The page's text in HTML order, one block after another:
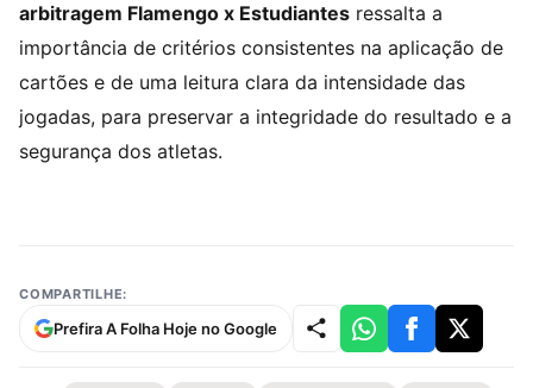
arbitragem Flamengo x Estudiantes ressalta a
importância de critérios consistentes na aplicação de
cartões e de uma leitura clara da intensidade das
jogadas, para preservar a integridade do resultado e a
segurança dos atletas.
COMPARTILHE:
Prefira A Folha Hoje no Google